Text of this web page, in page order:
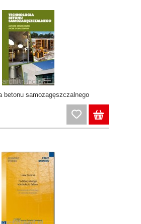
betonu samozagęszczalnego